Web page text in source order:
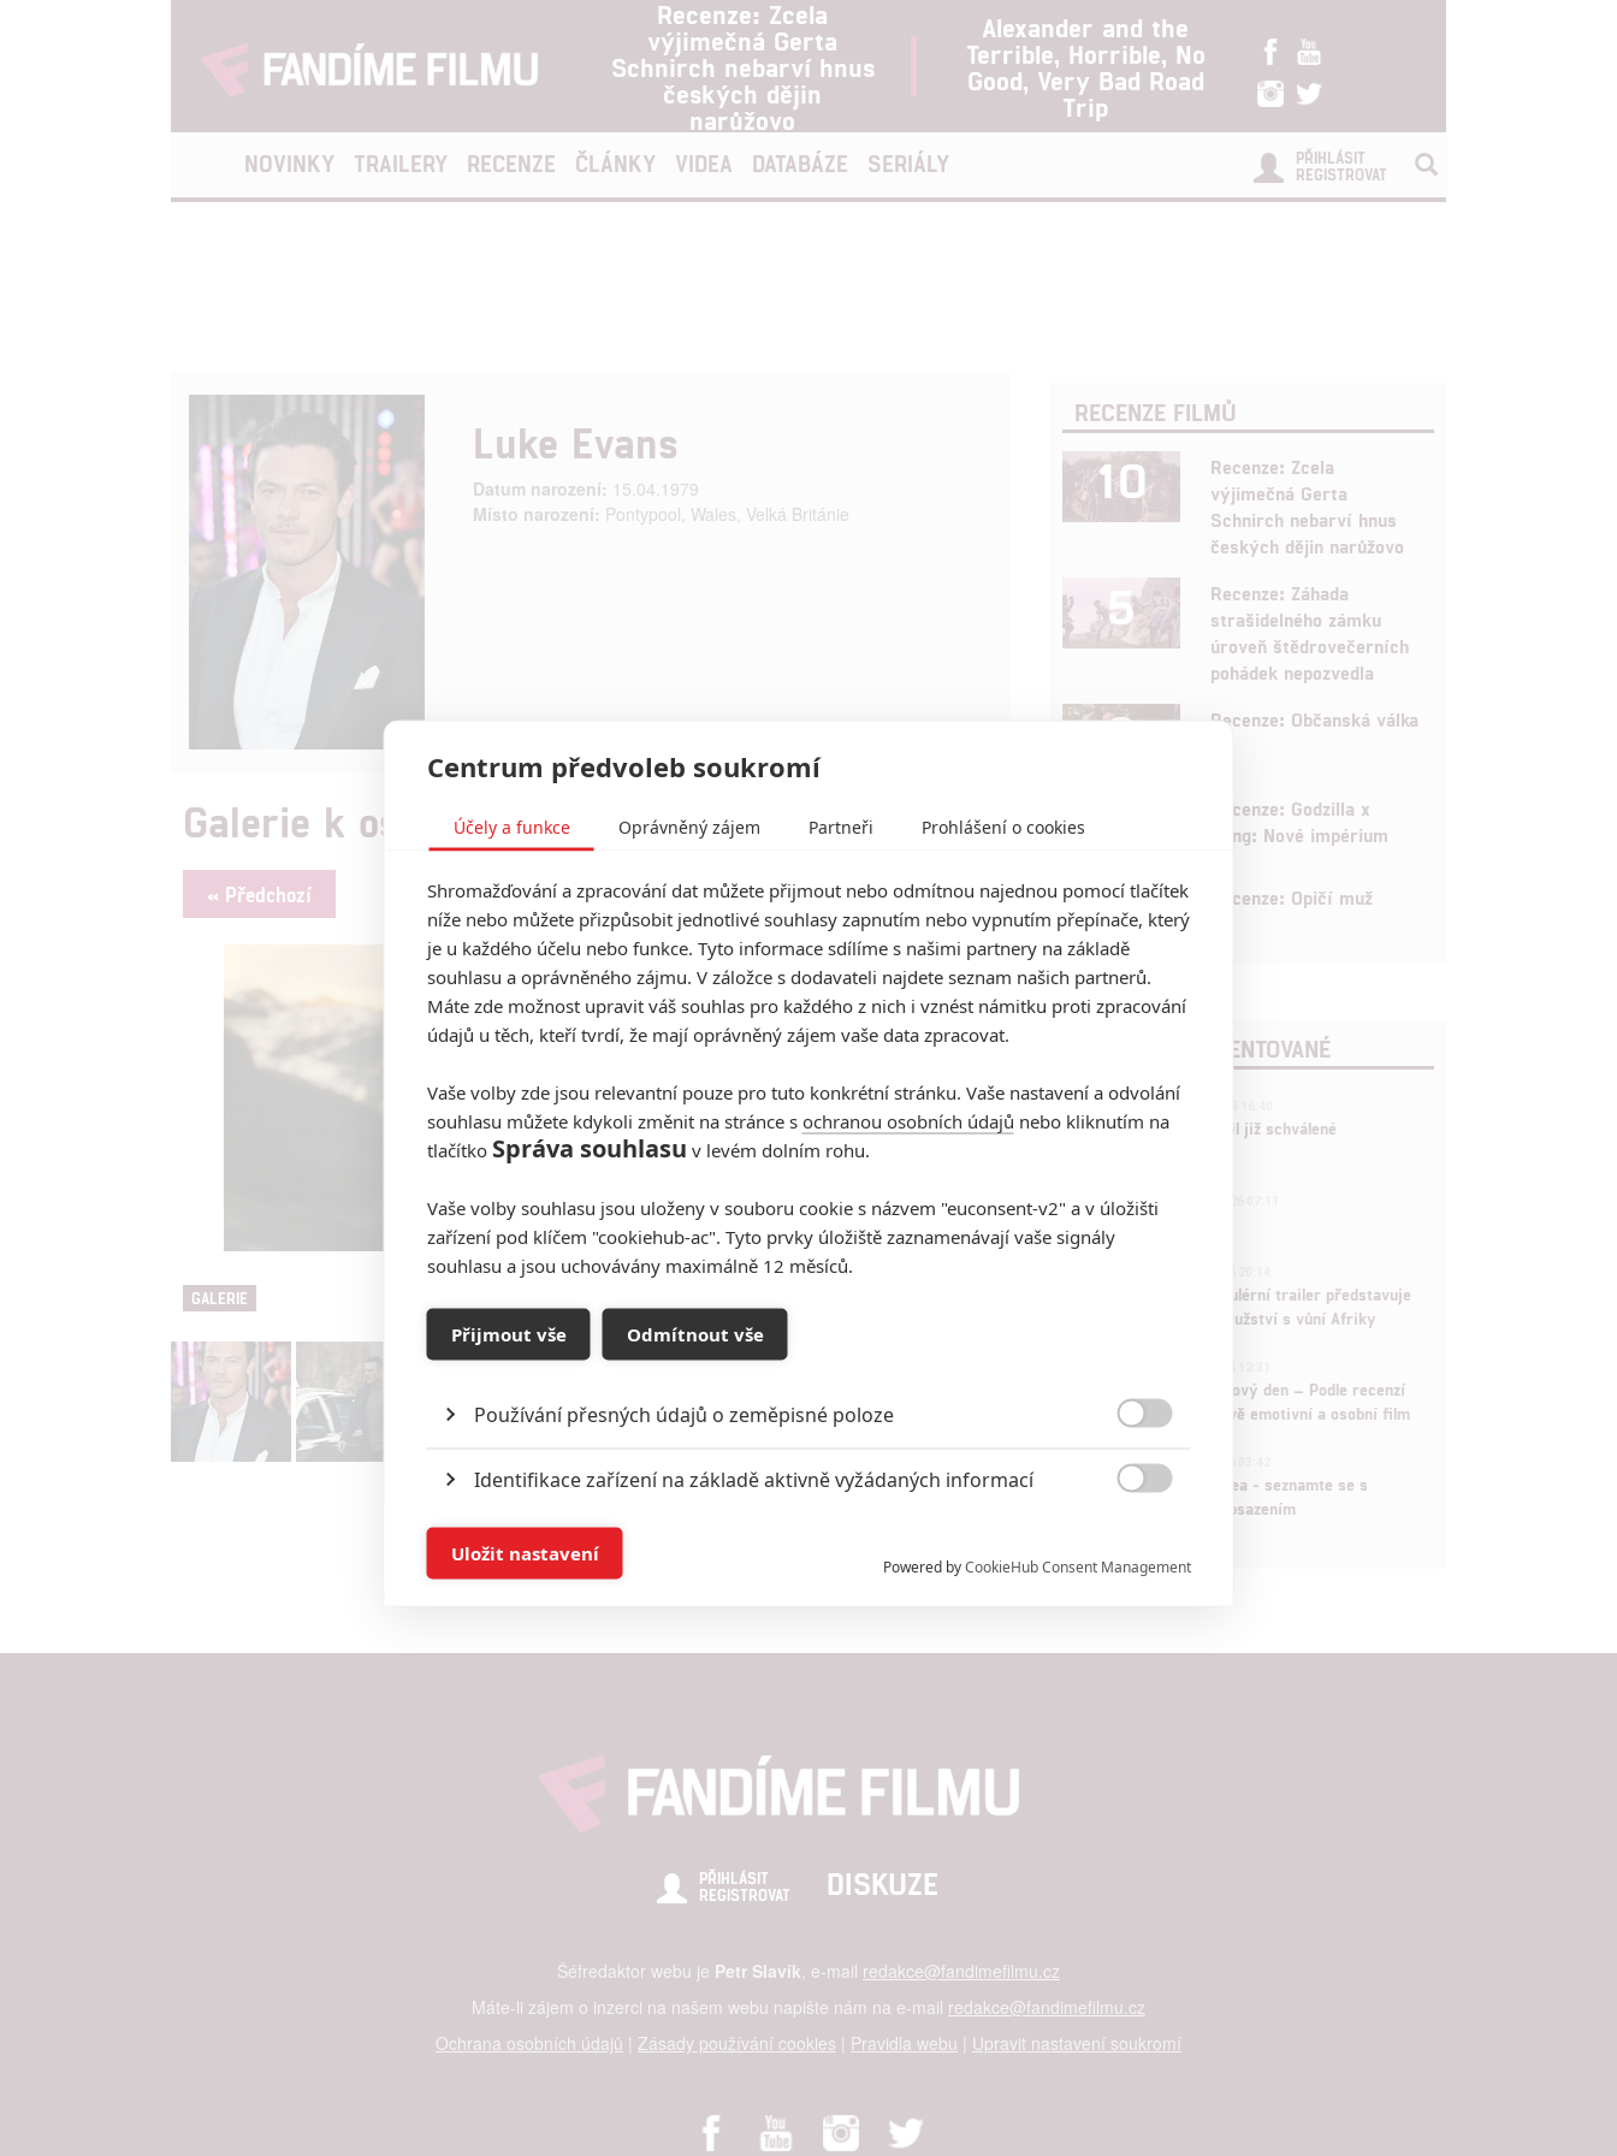
Recenze: Zcela
výjimečná Gerta
Schnirch nebarví hnus
českých dějin
narůžovo
Alexander and the
Terrible, Horrible, No
Good, Very Bad Road
Trip
NOVINKY TRAILERY RECENZE ČLÁNKY VIDEA DATABÁZE SERIÁLY
PŘIHLÁSIT
REGISTROVAT
Luke Evans
Datum narození: 15.04.1979
Místo narození: Pontypool, Wales, Velká Británie
Galerie k osobě Luke Evans
« Předchozí Další »
GALERIE
RECENZE FILMŮ
10
Recenze: Zcela
výjimečná Gerta
Schnirch nebarví hnus
českých dějin narůžovo
5
Recenze: Záhada
strašidelného zámku
úroveň štědrovečerních
pohádek nepozvedla
8 Recenze: Občanská válka
Recenze: Godzilla x
Kong: Nové impérium
8 Recenze: Opičí muž
POSLEDNÍ KOMENTOVANÉ
3
Marvel nečekaně zrušil již schválené
433FILM | 01.08.2026 07:11
Děti krve a kostí: Regulérní trailer představuje
akční fantasy dobrodružství s vůní Afriky
Spider-Man: Zbrusu nový den – Podle recenzí
máme čekat překvapivě emotivní a osobní film
ČLÁNEK | 30.07.2026 03:42
Velké preview: Odyssea - seznamte se s
maximálně nabitým obsazením
PŘIHLÁSIT
REGISTROVAT
DISKUZE
Šéfredaktor webu je Petr Slavík , e-mail redakce@fandimefilmu.cz
Máte-li zájem o inzerci na našem webu napište nám na e-mail redakce@fandimefilmu.cz
Ochrana osobních údajů | Zásady používání cookies | Pravidla webu | Upravit nastavení soukromí
Centrum předvoleb soukromí
Účely a funkce Oprávněný zájem Partneři Prohlášení o cookies
Shromažďování a zpracování dat můžete přijmout nebo odmítnou najednou pomocí tlačítek
níže nebo můžete přizpůsobit jednotlivé souhlasy zapnutím nebo vypnutím přepínače, který
je u každého účelu nebo funkce. Tyto informace sdílíme s našimi partnery na základě
souhlasu a oprávněného zájmu. V záložce s dodavateli najdete seznam našich partnerů.
Máte zde možnost upravit váš souhlas pro každého z nich i vznést námitku proti zpracování
údajů u těch, kteří tvrdí, že mají oprávněný zájem vaše data zpracovat.
Vaše volby zde jsou relevantní pouze pro tuto konkrétní stránku. Vaše nastavení a odvolání
souhlasu můžete kdykoli změnit na stránce s ochranou osobních údajů nebo kliknutím na
tlačítko Správa souhlasu v levém dolním rohu.
Vaše volby souhlasu jsou uloženy v souboru cookie s názvem "euconsent-v2" a v úložišti
zařízení pod klíčem "cookiehub-ac". Tyto prvky úložiště zaznamenávají vaše signály
souhlasu a jsou uchovávány maximálně 12 měsíců.
Přijmout vše Odmítnout vše
Používání přesných údajů o zeměpisné poloze
Identifikace zařízení na základě aktivně vyžádaných informací
Ukládání a/nebo přístup k informacím v zařízení

Udělením souhlasu s účely a funkcemi zde uvedenými dáváte nám i našim partnerům
možnost: Zajištění bezpečnosti, předcházení a zjišťování podvodů a odstraňování chyb,
Powered byCookieHub Consent Management
Uložit nastavení